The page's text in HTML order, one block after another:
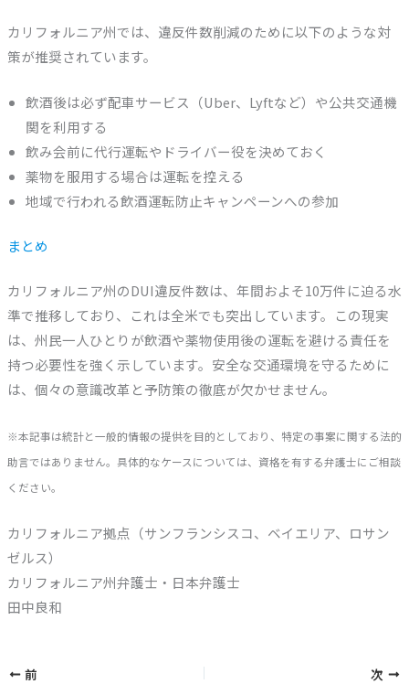
カリフォルニア州では、違反件数削減のために以下のような対
策が推奨されています。
飲酒後は必ず配車サービス（Uber、Lyftなど）や公共交通機
関を利用する
飲み会前に代行運転やドライバー役を決めておく
薬物を服用する場合は運転を控える
地域で行われる飲酒運転防止キャンペーンへの参加
まとめ
カリフォルニア州のDUI違反件数は、年間およそ10万件に迫る水
準で推移しており、これは全米でも突出しています。この現実
は、州民一人ひとりが飲酒や薬物使用後の運転を避ける責任を
持つ必要性を強く示しています。安全な交通環境を守るために
は、個々の意識改革と予防策の徹底が欠かせません。
※本記事は統計と一般的情報の提供を目的としており、特定の事案に関する法的
助言ではありません。具体的なケースについては、資格を有する弁護士にご相談
ください。
カリフォルニア拠点（サンフランシスコ、ベイエリア、ロサン
ゼルス）
カリフォルニア州弁護士・日本弁護士
田中良和
前 次